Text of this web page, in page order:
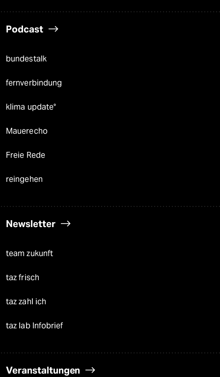
Podcast
bundestalk
fernverbindung
klima update°
Mauerecho
Freie Rede
reingehen
Newsletter
team zukunft
taz frisch
taz zahl ich
taz lab Infobrief
Veranstaltungen